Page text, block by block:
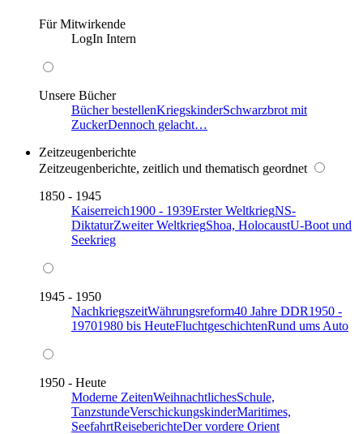
Für Mitwirkende
LogIn Intern
Unsere Bücher
Bücher bestellenKriegskinderSchwarzbrot mit
ZuckerDennoch gelacht…
Zeitzeugenberichte
Zeitzeugenberichte, zeitlich und thematisch geordnet
1850 - 1945
Kaiserreich1900 - 1939Erster WeltkriegNS-
DiktaturZweiter WeltkriegShoa, HolocaustU-Boot und
Seekrieg
1945 - 1950
NachkriegszeitWährungsreform40 Jahre DDR1950 -
19701980 bis HeuteFluchtgeschichtenRund ums Auto
1950 - Heute
Moderne ZeitenWeihnachtlichesSchule,
TanzstundeVerschickungskinderMaritimes,
SeefahrtReiseberichteDer vordere Orient